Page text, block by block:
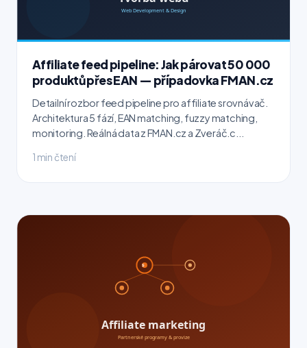
Affiliate feed pipeline: Jak párovat 50 000
produktů přes EAN — případovka FMAN.cz
Detailní rozbor feed pipeline pro affiliate srovnávač.
Architektura 5 fází, EAN matching, fuzzy matching,
monitoring. Reálná data z FMAN.cz a Zveráč.c...
1 min čtení